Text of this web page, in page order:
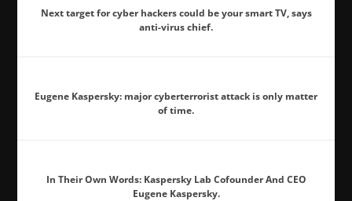
Next target for cyber hackers could be your smart TV, says
anti-virus chief.
Eugene Kaspersky: major cyberterrorist attack is only matter
of time.
In Their Own Words: Kaspersky Lab Cofounder And CEO
Eugene Kaspersky.